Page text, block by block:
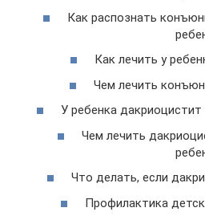
Как распознать
Как лечить у
Чем лечить
У ребенка
Чем лечить
Что делать, если
Профилактика